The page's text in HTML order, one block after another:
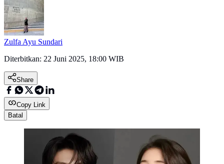
Zulfa Ayu Sundari
Diterbitkan: 22 Juni 2025, 18:00 WIB
Share
Copy Link
Batal